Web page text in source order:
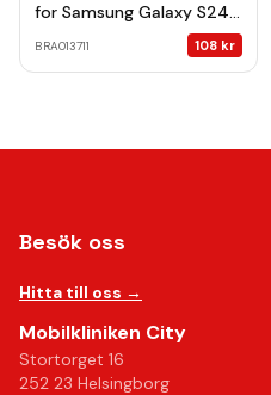
for Samsung Galaxy S24
BRA013711 108 kr
Besök oss
Hitta till oss →
Mobilkliniken City
Stortorget 16
252 23 Helsingborg